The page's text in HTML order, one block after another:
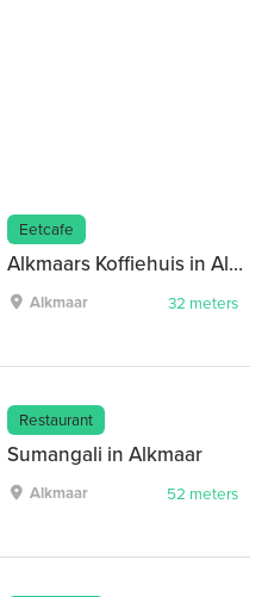
Eetcafe
Alkmaars Koffiehuis in Alkmaar
Alkmaar 32 meters
Restaurant
Sumangali in Alkmaar
Alkmaar 52 meters